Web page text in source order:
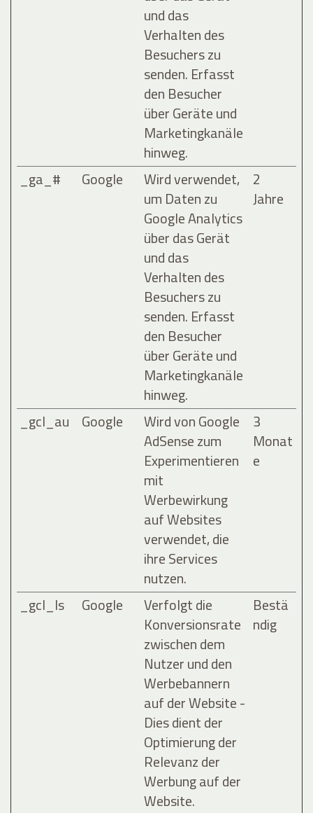
und das
Verhalten des
Besuchers zu
senden. Erfasst
den Besucher
über Geräte und
Marketingkanäle
hinweg.
_ga_#
Google
Wird verwendet,
um Daten zu
Google Analytics
über das Gerät
und das
Verhalten des
Besuchers zu
senden. Erfasst
den Besucher
über Geräte und
Marketingkanäle
hinweg.
2
Jahre
_gcl_au Google
Wird von Google
AdSense zum
Experimentieren
mit
Werbewirkung
auf Websites
verwendet, die
ihre Services
nutzen.
3
Monat
e
_gcl_ls Google
Verfolgt die
Konversionsrate
zwischen dem
Nutzer und den
Werbebannern
auf der Website -
Dies dient der
Optimierung der
Relevanz der
Werbung auf der
Website.
Bestä
ndig